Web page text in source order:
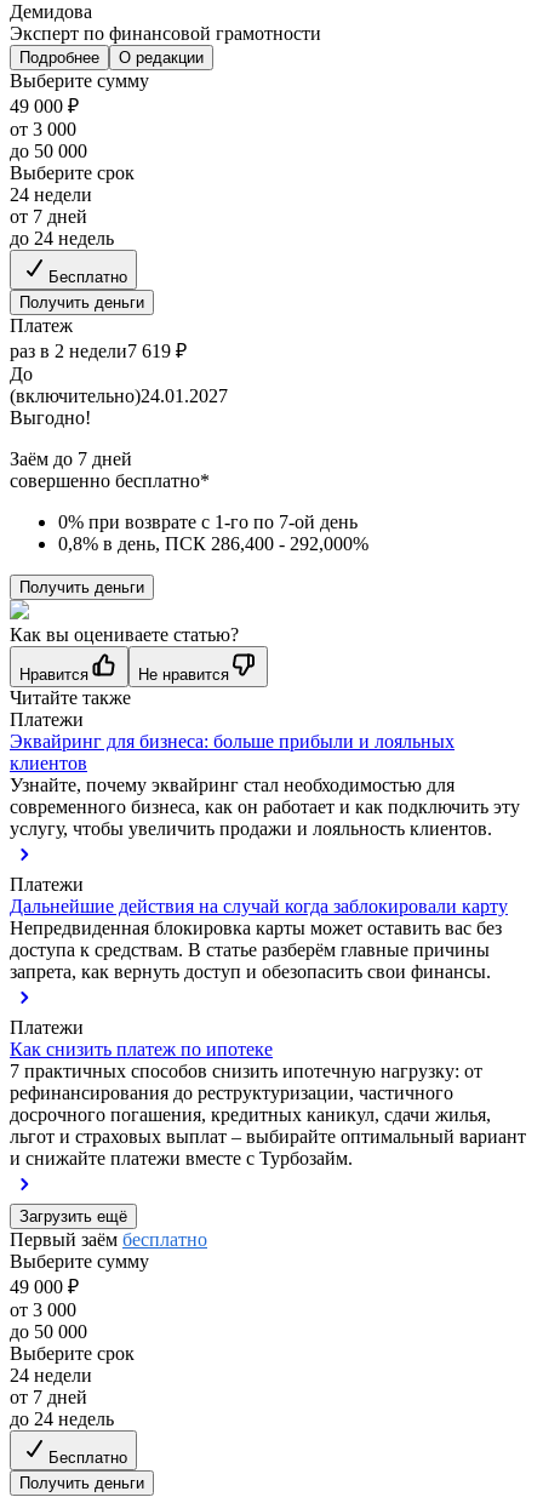
Демидова
Эксперт по финансовой грамотности
Подробнее О редакции
Выберите сумму
49 000 ₽
от 3 000
до 50 000
Выберите срок
24 недели
от 7 дней
до 24 недель
Бесплатно
Получить деньги
Платеж
раз в 2 недели7 619 ₽
До
(включительно)24.01.2027
Выгодно!
Заём до 7 дней
совершенно бесплатно*
0% при возврате с 1-го по 7-ой день
0,8% в день, ПСК 286,400 - 292,000%
Получить деньги
Как вы оцениваете статью?
Нравится Не нравится
Читайте также
Платежи
Эквайринг для бизнеса: больше прибыли и лояльных
клиентов
Узнайте, почему эквайринг стал необходимостью для
современного бизнеса, как он работает и как подключить эту
услугу, чтобы увеличить продажи и лояльность клиентов.
Платежи
Дальнейшие действия на случай когда заблокировали карту
Непредвиденная блокировка карты может оставить вас без
доступа к средствам. В статье разберём главные причины
запрета, как вернуть доступ и обезопасить свои финансы.
Платежи
Как снизить платеж по ипотеке
7 практичных способов снизить ипотечную нагрузку: от
рефинансирования до реструктуризации, частичного
досрочного погашения, кредитных каникул, сдачи жилья,
льгот и страховых выплат – выбирайте оптимальный вариант
и снижайте платежи вместе с Турбозайм.
Загрузить ещё
Первый заём бесплатно
Выберите сумму
49 000 ₽
от 3 000
до 50 000
Выберите срок
24 недели
от 7 дней
до 24 недель
Бесплатно
Получить деньги